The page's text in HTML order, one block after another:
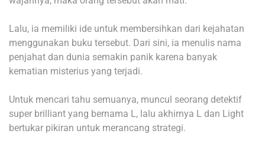
Lalu, ia memiliki ide untuk membersihkan dari kejahatan
menggunakan buku tersebut. Dari sini, ia menulis nama
penjahat dan dunia semakin panik karena banyak
kematian misterius yang terjadi.
Untuk mencari tahu semuanya, muncul seorang detektif
super brilliant yang bernama L, lalu akhirnya L dan Light
bertukar pikiran untuk merancang strategi.